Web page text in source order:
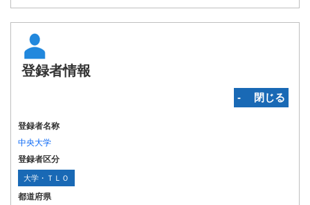
登録者情報
‐ 閉じる
登録者名称
中央大学
登録者区分
大学・ＴＬＯ
都道府県